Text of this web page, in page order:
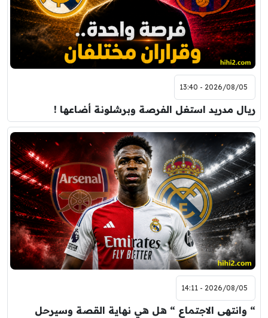
2026/08/05 - 13:40
ريال مدريد استغل الفرصة وبرشلونة أضاعها !
2026/08/05 - 14:11
“ وانتهى الاجتماع “ هل هي نهاية القصة وسيرحل